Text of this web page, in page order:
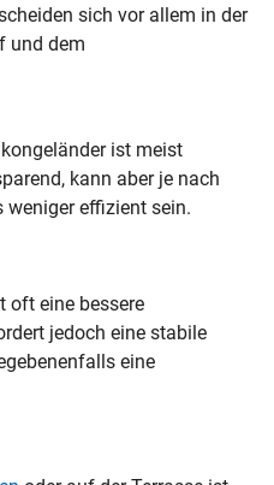
sich vor allem in der
und dem
ist meist
kann aber je nach
effizient sein.
oft eine bessere
jedoch eine stabile
eine